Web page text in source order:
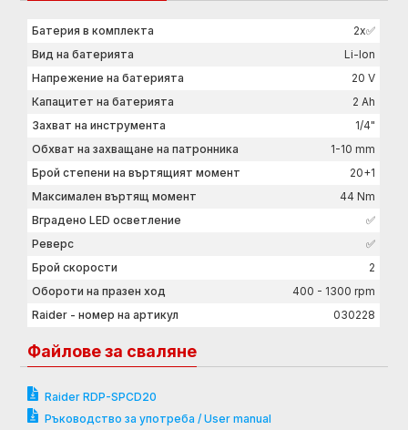
Батерия в комплекта
2x✅
Вид на батерията
Li-Ion
Напрежение на батерията
20 V
Капацитет на батерията
2 Ah
Захват на инструмента
1/4"
Обхват на захващане на патронника
1-10 mm
Брой степени на въртящият момент
20+1
Максимален въртящ момент
44 Nm
Вградено LED осветление
✅
Реверс
✅
Брой скорости
2
Обороти на празен ход
400 - 1300 rpm
Raider - номер на артикул
030228
Файлове за сваляне
Raider RDP-SPCD20
Ръководство за употреба / User manual